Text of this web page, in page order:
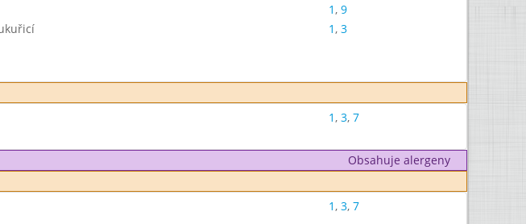
1, 9
1, 3
1, 3, 7
Obsahuje alergeny
1, 3, 7